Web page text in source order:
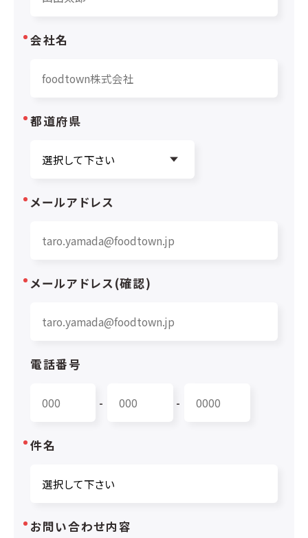
会社名
都道府県
メールアドレス
メールアドレス(確認)
電話番号
- -
件名
お問い合わせ内容